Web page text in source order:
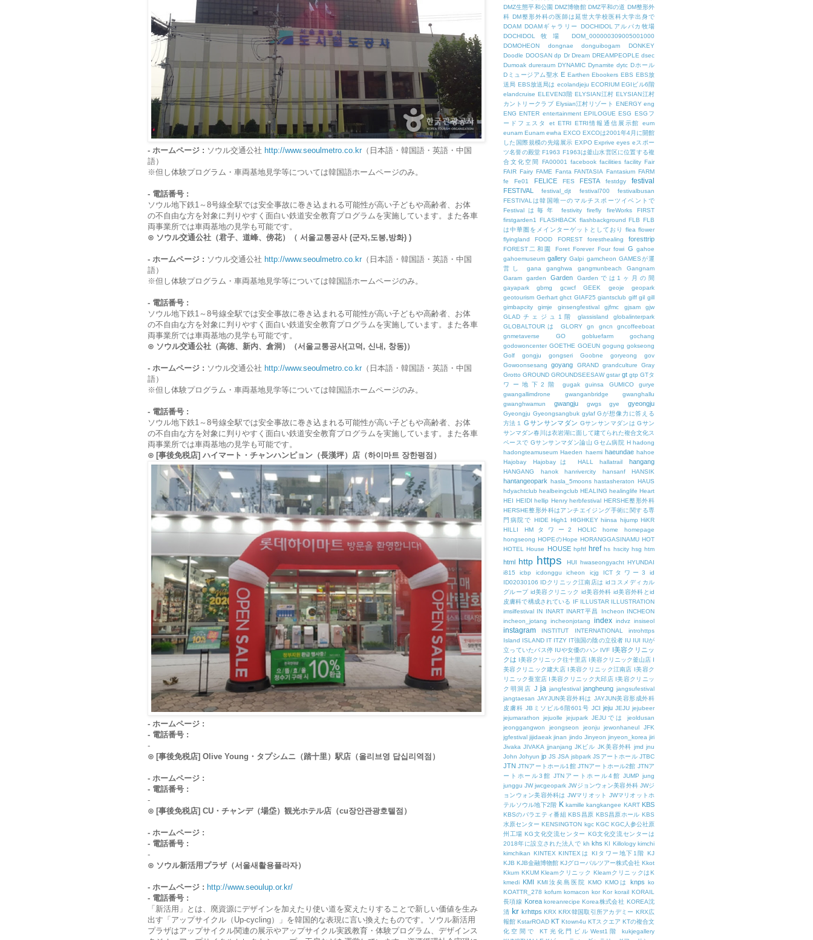
- ホームページ : ソウル交通公社 http://www.seoulmetro.co.kr （日本語・韓国語・英語・中国
語）
※但し体験プログラム・車両基地見学等については韓国語ホームページのみ。
- 電話番号 :
ソウル地下鉄1～8号線全駅では安全事故に巻き込まれる可能性が高い子どもや高齢者、お体
の不自由な方を対象に判りやすく面白い鉄道安全教育プログラムを実施しています。また各車
両事業所では車両基地の見学も可能です。
⊙ ソウル交通公社（君子、道峰、傍花）（ 서울교통공사 (군자,도봉,방화) )
- ホームページ : ソウル交通公社 http://www.seoulmetro.co.kr （日本語・韓国語・英語・中国
語）
※但し体験プログラム・車両基地見学等については韓国語ホームページのみ。
- 電話番号 :
ソウル地下鉄1～8号線全駅では安全事故に巻き込まれる可能性が高い子どもや高齢者、お体
の不自由な方を対象に判りやすく面白い鉄道安全教育プログラムを実施しています。また各車
両事業所では車両基地の見学も可能です。
⊙ ソウル交通公社（高徳、新内、倉洞）（서울교통공사(고덕, 신내, 창동)）
- ホームページ : ソウル交通公社 http://www.seoulmetro.co.kr （日本語・韓国語・英語・中国
語）
※但し体験プログラム・車両基地見学等については韓国語ホームページのみ。
- 電話番号 :
ソウル地下鉄1～8号線全駅では安全事故に巻き込まれる可能性が高い子どもや高齢者、お体
の不自由な方を対象に判りやすく面白い鉄道安全教育プログラムを実施しています。また各車
両事業所では車両基地の見学も可能です。
⊙ [事後免税店] ハイマート・チャンハンピョン（長漢坪）店（하이마트 장한평점）
- ホームページ :
- 電話番号 :
-
⊙ [事後免税店] Olive Young・タプシムニ（踏十里）駅店（올리브영 답십리역점）
- ホームページ :
- 電話番号 :
-
⊙ [事後免税店] CU・チャンデ（場垈）観光ホテル店（cu장안관광호텔점）
- ホームページ :
- 電話番号 :
-
⊙ ソウル新活用プラザ（서울새활용플라자）
- ホームページ : http://www.seoulup.or.kr/
- 電話番号 :
「新活用」とは、廃資源にデザインを加えたり使い道を変えたりすることで新しい価値を生み
出す「アップサイクル（Up-cycling）」を韓国的な表現に言い換えたものです。ソウル新活用
プラザはアップサイクル関連の展示やアップサイクル実践教育・体験プログラム、デザインス
DMZ生態平和公園 DMZ博物館 DMZ平和の道 DM整形外
科 DM整形外科の医師は延世大学校医科大学出身で
DOAM DOAMギャラリー
DOCHIDOLアルパカ牧場
DOCHIDOL牧場
DOM_000000309005001000
DOMOHEON
dongnae donguibogam
DONKEY
Doodle DOOSAN dp Dr Dream DREAMPEOPLE dsec
Dumoak dureraum DYNAMIC Dynamite dytc Dホール
Dミュージアム聖水 E Earthen Ebookers EBS EBS放
送局 EBS放送局は ecolandjeju ECORIUM EGIビル6階
elandcruise ELEVEN3階 ELYSIAN江村 ELYSIAN江村
カントリークラブ Elysian江村リゾート ENERGY eng
ENG ENTER entertainment EPILOGUE ESG ESGフ
ードフェスタ
et ETRI ETRI情報通信展示館
eum
eunam Eunam ewha EXCO EXCOは2001年4月に開館
した国際規模の先端展示 EXPO Exprive eyes eスポー
ツ名誉の殿堂 F1963 F1963は釜山水営区に位置する複
合文化空間
FA00001 facebook facilities facility Fair
FAIR Fairy FAME Fanta FANTASIA Fantasium FARM
fe
Fe01 FELICE FES FESTA festdgy festival
FESTIVAL festival_djt festival700
festivalbusan
FESTIVALは韓国唯一のマルチスポーツイベントで
Festivalは毎年
festivity firefly fireWorks
FIRST
firstgarden1
FLASHBACK flashbackground FLB FLB
は中華圏をメインターゲットとしており
flea flower
flyingland
FOOD FOREST foresthealing foresttrip
FOREST二和園 Foret Forever Four fowi G gahoe
gahoemuseum gallery Galpi gamcheon GAMESが運
営し
gana ganghwa gangmunbeach
Gangnam
Garam
garden Garden
Gardenでは1ヶ月の間
gayapark
gbmg gcwcf GEEK geoje
geopark
geotourism Gerhart ghct GIAF25 giantsclub giff gil gill
gimbapcity
gimje ginsengfestival gjfmc gjsam
gjw
GLADチェジュ1階
glassisland
globalinterpark
GLOBALTOURは
GLORY gn gncn
gncoffeeboat
gnmetaverse
GO gobluefarm
gochang
godowoncenter GOETHE GOEUN gogung gokseong
Golf
gongju gongseri Goobne goryeong
gov
Gowoonsesang
goyang GRAND grandculture
Gray
Grotto GROUND GROUNDSEESAW gstar gt gtp GTタ
ワー地下2階
gugak guinsa GUMICO
gurye
gwangallimdrone
gwanganbridge
gwanghallu
gwanghwamun
gwangju gwgs gye gyeongju
Gyeongju Gyeongsangbuk gylaf Gが想像力に答える
方法１
Gサンサンマダン Gサンサンマダンは Gサン
サンマダン春川は衣岩湖に面して建てられた複合文化ス
ペースで Gサンサンマダン論山 Gセム病院 H hadong
hadongteamuseum Haeden haemi haeundae hahoe
Hajobay
Hajobayは HALL hallatrail hangang
HANGANG hanok hanrivercity hansanf HANSIK
hantangeopark hasla_5moons hastasheraton HAUS
hdyachtclub healbeingclub HEALING healinglife Heart
HEI HEIDI hellip Henry herbfestival HERSHE整形外科
HERSHE整形外科はアンチエイジング手術に関する専
門病院で HIDE High1 HIGHKEY hiinsa hijump HiKR
HILLI
HMタワー2 HOLIC home
homepage
hongseong HOPEのHope HORANGGASINAMU HOT
HOTEL
House HOUSE hpftf href hs hscity hsg htm
html http https HUI hwaseongyacht HYUNDAI
i815
icbp icdonggu icheon icjg ICTタワー3
id
ID02030106 IDクリニック江南店は idコスメディカル
グループ id美容クリニック id美容外科 id美容外科とid
皮膚科で構成されている IF ILLUSTAR ILLUSTRATION
imsilfestival IN INART INART平昌 Incheon INCHEON
incheon_jotang
incheonjotang index indvz insiseol
instagram INSTITUT INTERNATIONAL
introhttps
Island ISLAND IT ITZY IT強国の陰の立役者 IU IUI IUが
立っていたバス停 IUや女優のハン IVF I美容クリニッ
クは I美容クリニック往十里店 I美容クリニック釜山店 I
美容クリニック建大店 I美容クリニック江南店 I美容ク
リニック蚕室店 I美容クリニック大邱店 I美容クリニッ
ク明洞店 J ja jangfestival jangheung jangsufestival
jangtaesan JAYJUN美容外科は JAYJUN美容形成外科
皮膚科 JBミソビル6階601号 JCI jeju JEJU jejubeer
jejumarathon
jejuolle jejupark JEJUでは
jeoldusan
jeonggangwon
jeongseon jeonju jewonhaneul
JFK
jgfestival jijidaeak jinan jindo Jinyeon jinyeon_korea jiri
Jivaka JIVAKA jjnanjang JKビル JK美容外科 jmd jnu
John Johyun jp JS JSA jsbpark JSアートホール JTBC
JTN JTNアートホール1館 JTNアートホール2館 JTNア
ートホール3館 JTNアートホール4館 JUMP jung
junggu JW jwcgeopark JWジョンウォン美容外科 JWジ
ョンウォン美容外科は JWマリオット JWマリオットホ
テルソウル地下2階 K kamille kangkangee KART KBS
KBSのバラエティ番組 KBS昌原 KBS昌原ホール KBS
水原センター KENSINGTON kgc KGC KGC人参公社原
州工場 KG文化交流センター KG文化交流センターは
2018年に設立された法人で kh khs KI Killology kimchi
kimchikan KINTEX KINTEXは KIタワー地下1階 KJ
KJB KJB金融博物館 KJグローバルツアー株式会社 Kkot
Kkum KKUM Kleamクリニック KleamクリニックはK
kmedi KMI KMI汝矣島医院 KMO KMOは knps ko
KOATTR_278 kofum komacon kor Kor korail KORAIL
長項線 Korea koreanrecipe Korea株式会社 KOREA沈
清 kr krhttps KRX KRX韓国取引所アカデミー KRX広
報館 KstarROAD KT Ktown4u KTスクエア KTの複合文
化空間で
KT光化門ビルWest1階
kukjegallery